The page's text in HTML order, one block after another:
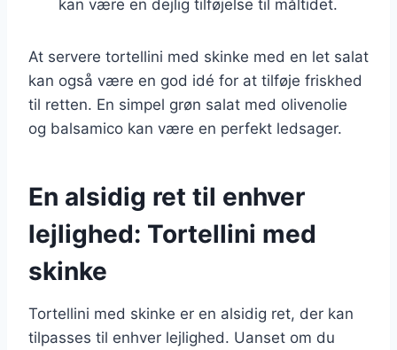
kan være en dejlig tilføjelse til måltidet.
At servere tortellini med skinke med en let salat
kan også være en god idé for at tilføje friskhed
til retten. En simpel grøn salat med olivenolie
og balsamico kan være en perfekt ledsager.
En alsidig ret til enhver
lejlighed: Tortellini med
skinke
Tortellini med skinke er en alsidig ret, der kan
tilpasses til enhver lejlighed. Uanset om du